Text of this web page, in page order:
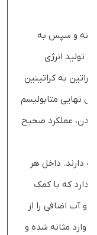
ساخته و سپس به
تولید انرژی
به کراتینین
نهایی متابولیسم
بدن، عملکرد صحیح
دارند. داخل هر
دارد که با کمک
و آب اضافی را از
وارد مثانه شده و